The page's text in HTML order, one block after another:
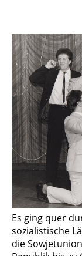
Es ging quer
sozialistische
die